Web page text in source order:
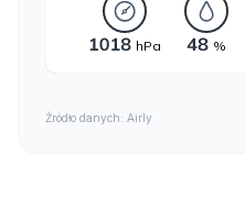
Źródło danych: Airly